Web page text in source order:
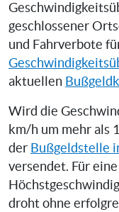
geschlossener
und Fahrverbote
aktuellen
Wird die
km/h um mehr als
der Bußgeldstelle
versendet. Für
droht ohne